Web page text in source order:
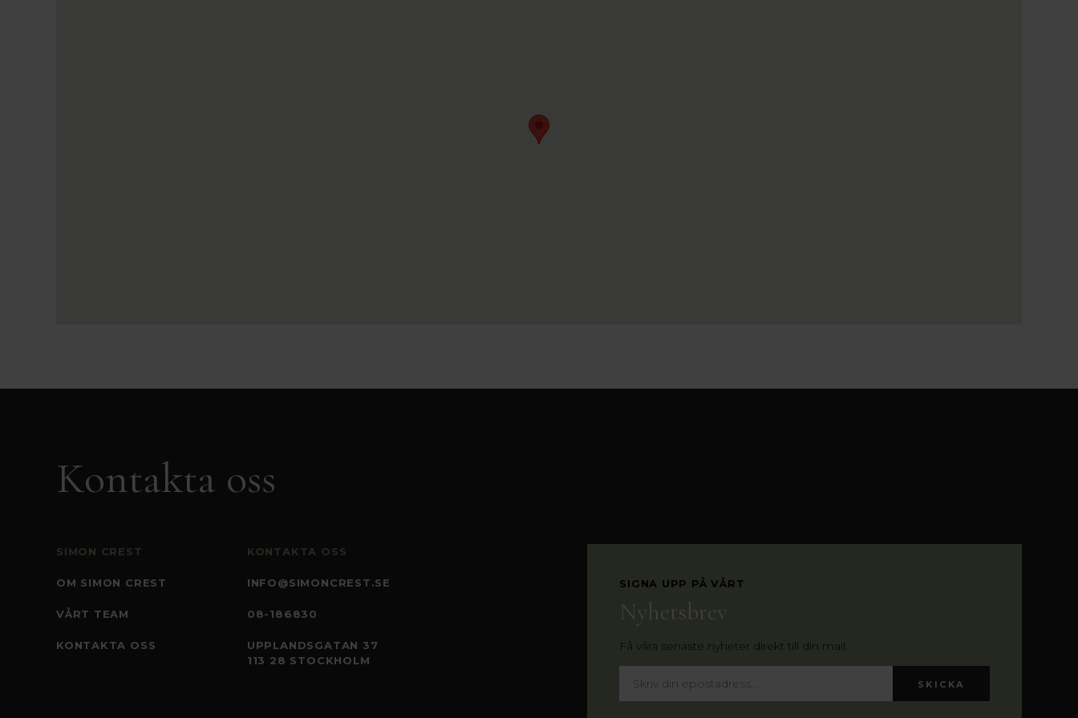
Kontakta oss
SIMON CREST
OM SIMON CREST
VÅRT TEAM
KONTAKTA OSS
KONTAKTA OSS
INFO@SIMONCREST.SE
08-186830
UPPLANDSGATAN 37
113 28 STOCKHOLM
SIGNA UPP PÅ VÅRT
Nyhetsbrev
Få våra senaste nyheter direkt till din mail.